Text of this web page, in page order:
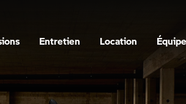
Entretien Location